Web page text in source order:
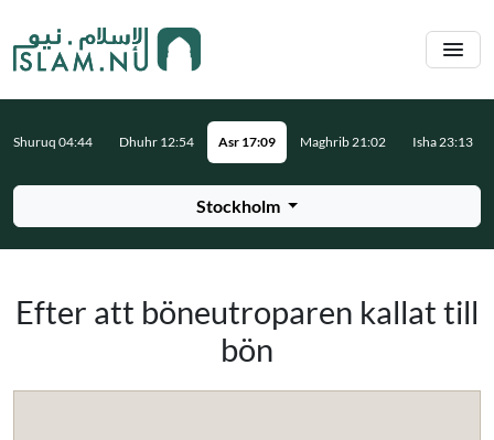
Stockholm
Shuruq 04:44 Dhuhr 12:54 Asr 17:09 Maghrib 21:02 Isha 23:13
Efter att böneutroparen kallat till
bön